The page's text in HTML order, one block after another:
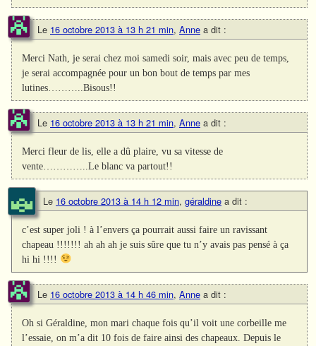
Le 16 octobre 2013 à 13 h 21 min, Anne a dit :
Merci Nath, je serai chez moi samedi soir, mais avec peu de temps,
je serai accompagnée pour un bon bout de temps par mes
lutines………..Bisous!!
Le 16 octobre 2013 à 13 h 21 min, Anne a dit :
Merci fleur de lis, elle a dû plaire, vu sa vitesse de
vente…………..Le blanc va partout!!
Le 16 octobre 2013 à 14 h 12 min, géraldine a dit :
c’est super joli ! à l’envers ça pourrait aussi faire un ravissant
chapeau !!!!!!! ah ah ah je suis sûre que tu n’y avais pas pensé à ça
hi hi !!!!
Le 16 octobre 2013 à 14 h 46 min, Anne a dit :
Oh si Géraldine, mon mari chaque fois qu’il voit une corbeille me
l’essaie, on m’a dit 10 fois de faire ainsi des chapeaux. Depuis le